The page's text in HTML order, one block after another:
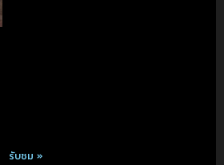
รับชม »